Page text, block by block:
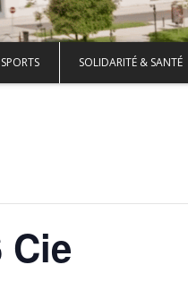
SOLIDARITÉ & SANTÉ
Cie